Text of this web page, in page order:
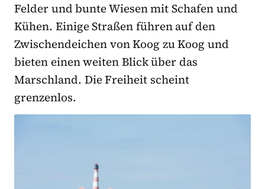
Felder und bunte Wiesen mit Schafen und
Kühen. Einige Straßen führen auf den
Zwischendeichen von Koog zu Koog und
bieten einen weiten Blick über das
Marschland. Die Freiheit scheint
grenzenlos.